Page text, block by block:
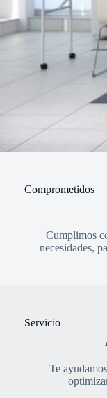
Comprometidos
Cumplimos
necesidades,
Servicio
Te